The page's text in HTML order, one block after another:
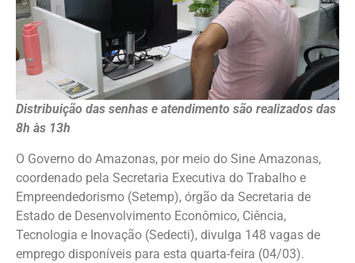
Distribuição das senhas e atendimento são realizados das
8h às 13h
O Governo do Amazonas, por meio do Sine Amazonas,
coordenado pela Secretaria Executiva do Trabalho e
Empreendedorismo (Setemp), órgão da Secretaria de
Estado de Desenvolvimento Econômico, Ciência,
Tecnologia e Inovação (Sedecti), divulga 148 vagas de
emprego disponíveis para esta quarta-feira (04/03).